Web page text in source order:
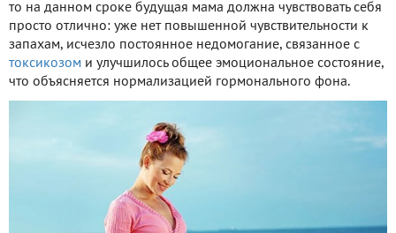
то на данном сроке будущая мама должна чувствовать себя
просто отлично: уже нет повышенной чувствительности к
запахам, исчезло постоянное недомогание, связанное с
токсикозом и улучшилось общее эмоциональное состояние,
что объясняется нормализацией гормонального фона.